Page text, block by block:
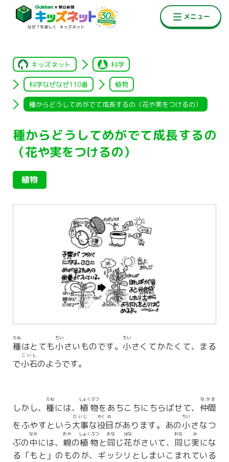
キッズネット 科学
科学なぜなぜ110番 植物
種からどうしてめがでて成長するの（花や実をつけるの）
種からどうしてめがでて成長するの
（花や実をつけるの）
植物
種
たね
はとても小
ちい
さいものです。 小
ちい
さくてかたくて、まる
で小石
こいし
のようです。
しかし、 種
たね
には、 植物
しょくぶつ
をあちこちにちらばせて、 仲間
なかま
をふやすという大事
だいじ
な役
やく
目
め
があります。あの小
ちい
さなつ
ぶの中
なか
には、 親
おや
の植物
しょくぶつ
と同
おな
じ花
はな
がさいて、 同
おな
じ実
み
にな
る「もと」のものが、ギッシリとしまいこまれている